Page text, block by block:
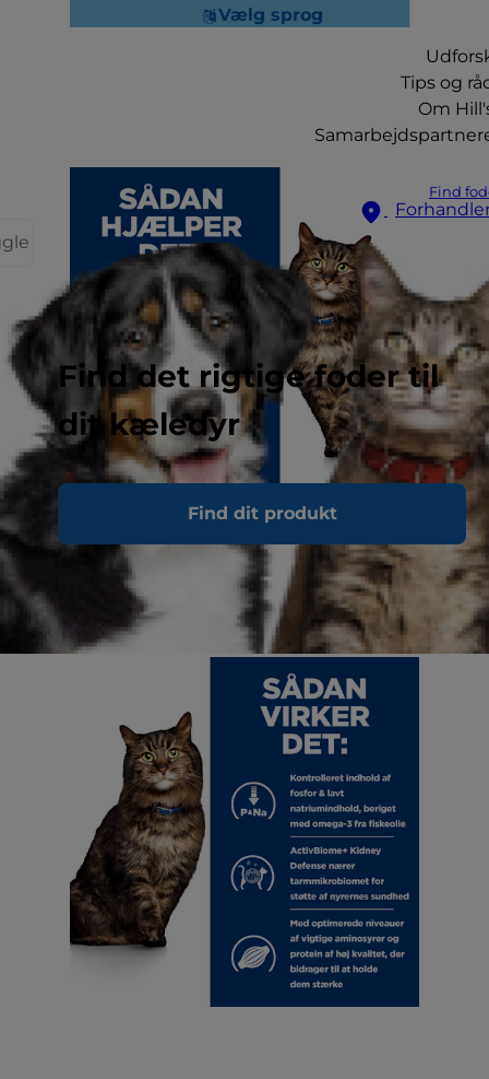
Vælg sprog
Tips og
Om
Find
Find det rigtige foder til
dit kæledyr
Find dit produkt